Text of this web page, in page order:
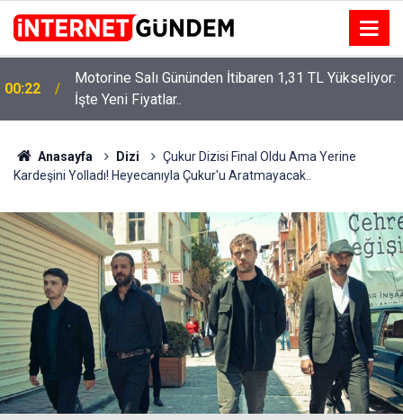
00:22
Motorine Salı Gününden İtibaren 1,31 TL Yükseliyor:
İşte Yeni Fiyatlar..
Anasayfa Dizi
Çukur Dizisi Final Oldu Ama Yerine
Kardeşini Yolladı! Heyecanıyla Çukur'u Aratmayacak..